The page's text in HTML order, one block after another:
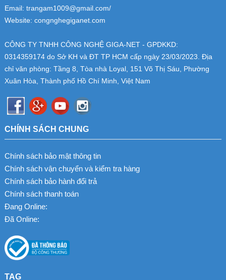
Email: trangam1009@gmail.com/
Website: congnghegiganet.com
CÔNG TY TNHH CÔNG NGHỆ GIGA-NET - GPDKKD:
0314359174do Sở KH và ĐT TP HCM cấp ngày 23/03/2023. Địa
chỉ văn phòng: Tầng 8, Tòa nhà Loyal, 151 Võ Thị Sáu, Phường
Xuân Hòa, Thành phố Hồ Chí Minh, Việt Nam
CHÍNH SÁCH CHUNG
Chính sách bảo mật thông tin
Chính sách vận chuyển và kiểm tra hàng
Chính sách bảo hành đổi trả
Chính sách thanh toán
Đang Online:
Đã Online:
TAG